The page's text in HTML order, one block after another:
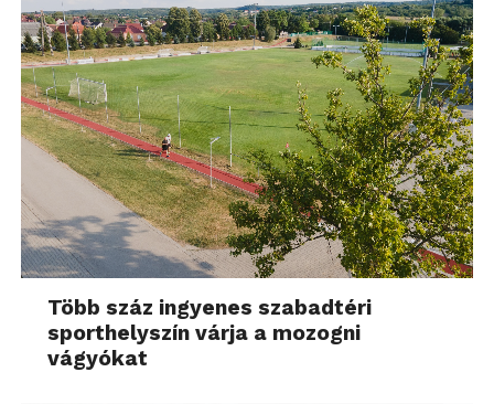
Több száz ingyenes szabadtéri
sporthelyszín várja a mozogni
vágyókat